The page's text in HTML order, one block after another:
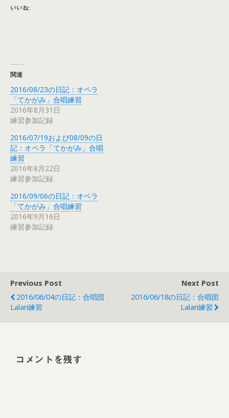
いいね:
関連
2016/08/23の日記：オペラ
「てかがみ」合唱練習
2016年8月31日
練習参加記録
2016/07/19および08/09の日
記：オペラ「てかがみ」合唱
練習
2016年8月22日
練習参加記録
2016/09/06の日記：オペラ
「てかがみ」合唱練習
2016年9月16日
練習参加記録
Previous Post
2016/06/04の日記：合唱団
Lalari練習
Next Post
2016/06/18の日記：合唱団
Lalari練習
コメントを残す